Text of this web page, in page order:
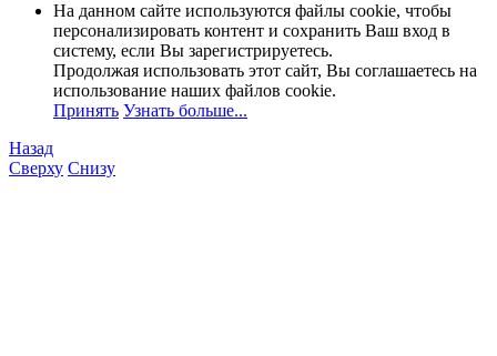
На данном сайте используются файлы cookie, чтобы
персонализировать контент и сохранить Ваш вход в
систему, если Вы зарегистрируетесь.
Продолжая использовать этот сайт, Вы соглашаетесь на
использование наших файлов cookie.
Принять Узнать больше...
Назад
Сверху Снизу